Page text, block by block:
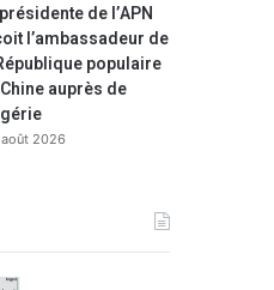
de l’APN
l’ambassadeur de
populaire
auprès de
2026